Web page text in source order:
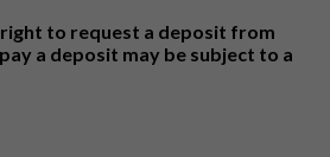
to request a deposit from
a deposit may be subject to a